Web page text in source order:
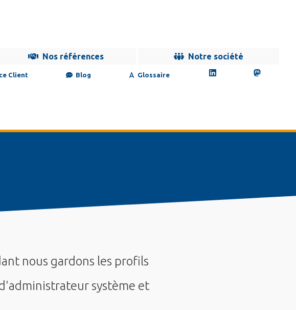
Nos références Notre société
Client Blog Glossaire
nous gardons les profils
système et